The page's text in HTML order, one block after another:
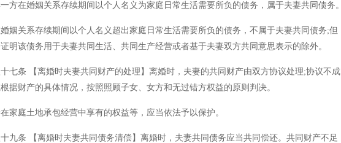
方在婚姻关系存续期间以个人名义为家庭日常生活需要所负的债务，属于夫妻共同债务。
关系存续期间以个人名义超出家庭日常生活需要所负的债务，不属于夫妻共同债务;但
明该债务用于夫妻共同生活、共同生产经营或者基于夫妻双方共同意思表示的除外。
条 【离婚时夫妻共同财产的处理】离婚时，夫妻的共同财产由双方协议处理;协议不成
据财产的具体情况，按照照顾子女、女方和无过错方权益的原则判决。
庭土地承包经营中享有的权益等，应当依法予以保护。
条 【离婚时夫妻共同债务清偿】离婚时，夫妻共同债务应当共同偿还。共同财产不足